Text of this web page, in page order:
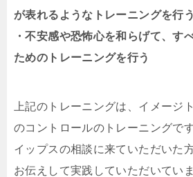
が表れるようなトレーニングを行う
・不安感や恐怖心を和らげて、す
ためのトレーニングを行う
上記のトレーニングは、イメージ
のコントロールのトレーニングで
イップスの相談に来ていただいた
お伝えして実践していただいていま